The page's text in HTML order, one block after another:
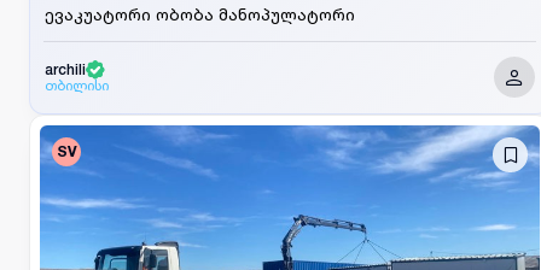
ევაკუატორი ობობა მანოპულატორი
archili
თბილისი
SV